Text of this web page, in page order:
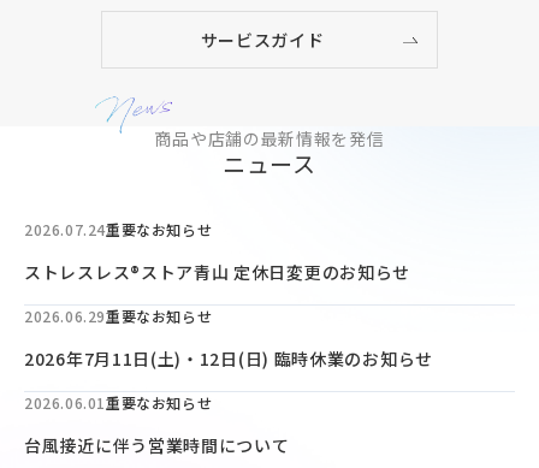
サービスガイド
商品や店舗の最新情報を発信
ニュース
2026.07.24重要なお知らせ
ストレスレス®ストア青山 定休日変更のお知らせ
2026.06.29重要なお知らせ
2026年7月11日(土)・12日(日) 臨時休業のお知らせ
2026.06.01重要なお知らせ
台風接近に伴う営業時間について